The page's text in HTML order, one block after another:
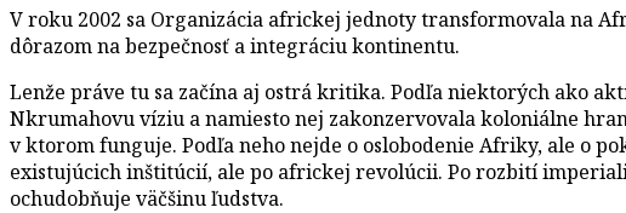
V roku 2002 sa Organizácia africkej jednoty transformovala na
dôrazom na bezpečnosť a integráciu kontinentu.
Lenže práve tu sa začína aj ostrá kritika. Podľa niektorých ako
Nkrumahovu víziu a namiesto nej zakonzervovala koloniálne
v ktorom funguje. Podľa neho nejde o oslobodenie Afriky, ale o
existujúcich inštitúcií, ale po africkej revolúcii. Po rozbití
ochudobňuje väčšinu ľudstva.